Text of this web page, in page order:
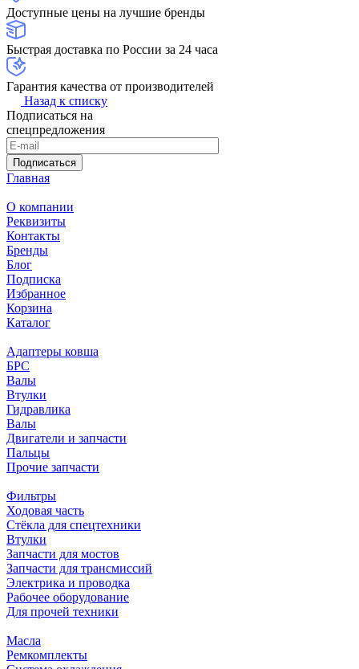
Доступные цены на лучшие бренды
Быстрая доставка по России за 24 часа
Гарантия качества от производителей
Назад к списку
Подписаться на
спецпредложения
Подписаться
Главная
О компании
Реквизиты
Контакты
Бренды
Блог
Подписка
Избранное
Корзина
Каталог
Адаптеры ковша
БРС
Валы
Втулки
Гидравлика
Валы
Двигатели и запчасти
Пальцы
Прочие запчасти
Фильтры
Ходовая часть
Стёкла для спецтехники
Втулки
Запчасти для мостов
Запчасти для трансмиссий
Электрика и проводка
Рабочее оборудование
Для прочей техники
Масла
Ремкомплекты